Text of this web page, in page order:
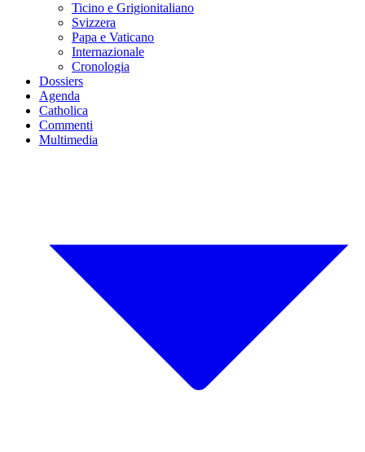
Ticino e Grigionitaliano
Svizzera
Papa e Vaticano
Internazionale
Cronologia
Dossiers
Agenda
Catholica
Commenti
Multimedia